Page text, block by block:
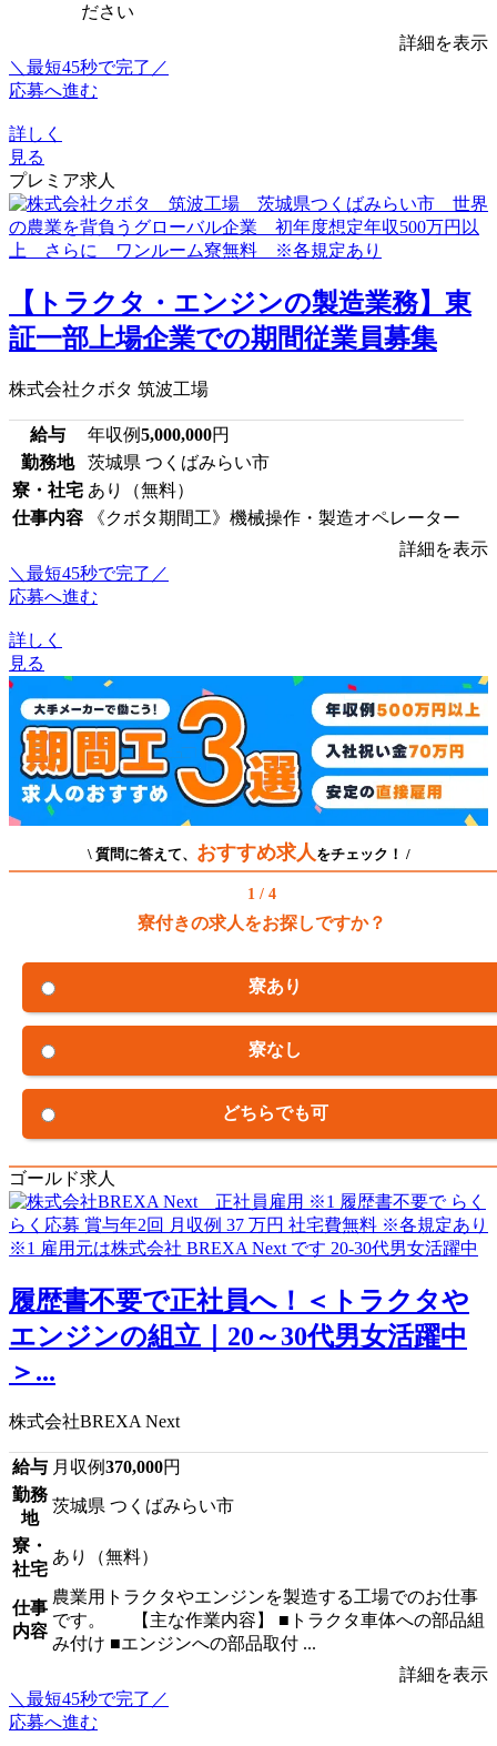
ださい
詳細を表示
＼最短45秒で完了／
応募へ進む
詳しく
見る
プレミア求人
【トラクタ・エンジンの製造業務】東
証一部上場企業での期間従業員募集
株式会社クボタ 筑波工場
給与 年収例5,000,000円
勤務地
茨城県 つくばみらい市
寮・社宅 あり（無料）
仕事内容
《クボタ期間工》機械操作・製造オペレーター
詳細を表示
＼最短45秒で完了／
応募へ進む
詳しく
見る
\ 質問に答えて、 おすすめ求人 をチェック！ /
1 / 4
寮付きの求人をお探しですか？
寮あり
寮なし
どちらでも可
ゴールド求人
履歴書不要で正社員へ！＜トラクタや
エンジンの組立｜20～30代男女活躍中
＞...
株式会社BREXA Next
給与 月収例370,000円
勤務
地
茨城県 つくばみらい市
寮・
社宅
あり（無料）
仕事
内容
農業用トラクタやエンジンを製造する工場でのお仕事
です。 【主な作業内容】 ■トラクタ車体への部品組
み付け ■エンジンへの部品取付 ...
詳細を表示
＼最短45秒で完了／
応募へ進む